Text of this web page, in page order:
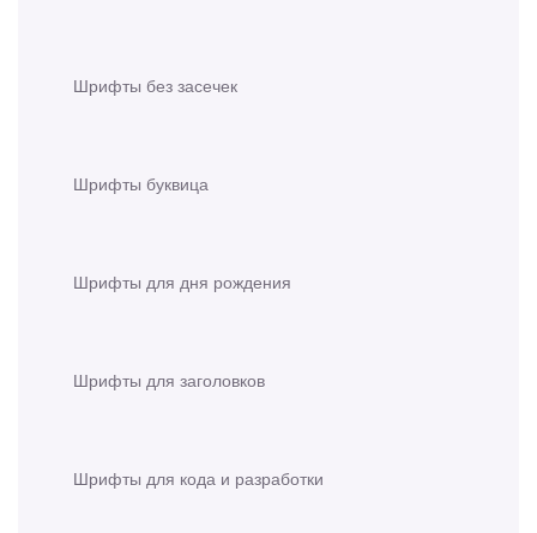
Шрифты без засечек
Шрифты буквица
Шрифты для дня рождения
Шрифты для заголовков
Шрифты для кода и разработки